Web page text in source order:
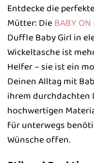
Entdecke die
Mütter: DieBABY ON
Duffle Baby Girl in
Wickeltasche ist
Helfer – sie ist ein
Deinen Alltag mit
ihrem durchdachten
hochwertigen
für unterwegs
Wünsche offen.